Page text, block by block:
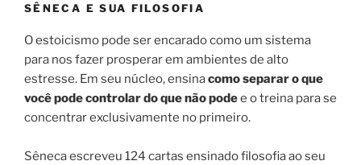
SÊNECA E SUA FILOSOFIA
O estoicismo pode ser encarado como um sistema
para nos fazer prosperar em ambientes de alto
estresse. Em seu núcleo, ensinacomo separar o que
você pode controlar do que não podee o treina para se
concentrar exclusivamente no primeiro.
Sêneca escreveu 124 cartas ensinado filosofia ao seu